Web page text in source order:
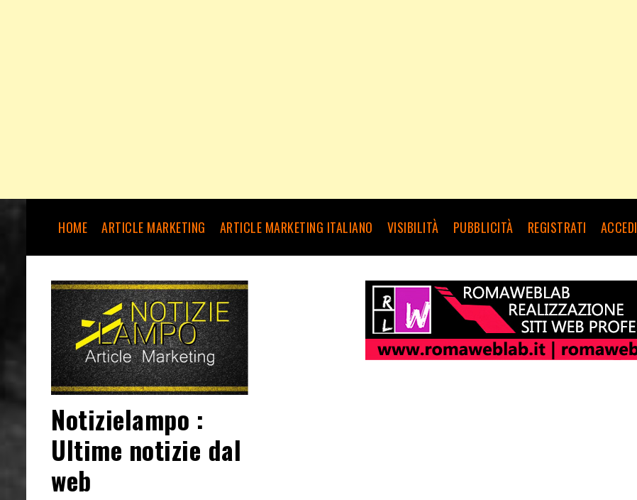
HOME ARTICLE MARKETING ARTICLE MARKETING ITALIANO VISIBILITÀ PUBBLICITÀ REGISTRATI ACCEDI
Notizielampo :
Ultime notizie dal
web